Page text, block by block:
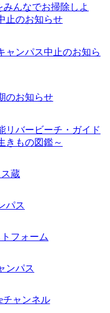
んなでお掃除しよ
止のお知らせ
ャンパス中止のお知ら
のお知らせ
リバービーチ・ガイド
きもの図鑑～